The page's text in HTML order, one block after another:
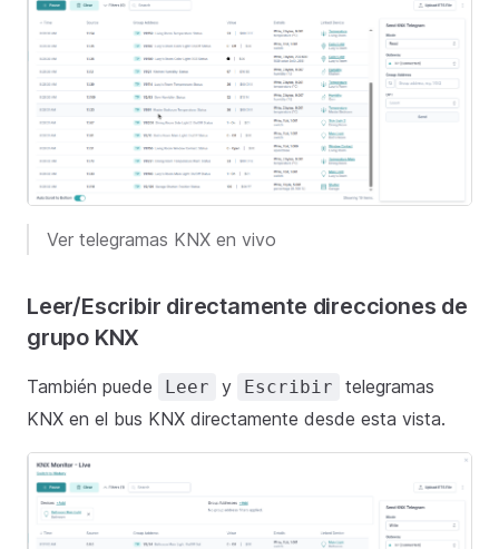
Ver telegramas KNX en vivo
Leer/Escribir directamente direcciones de
grupo KNX
También puede Leer y Escribir
telegramas
KNX en el bus KNX directamente desde esta vista.